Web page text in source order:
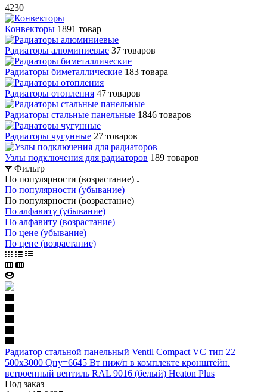
4230
Конвекторы 1891 товар
Радиаторы алюминиевые 37 товаров
Радиаторы биметаллические 183 товара
Радиаторы отопления 47 товаров
Радиаторы стальные панельные 1846 товаров
Радиаторы чугунные 27 товаров
Узлы подключения для радиаторов 189 товаров
Фильтр
По популярности (возрастание)
По популярности (убывание)
По популярности (возрастание)
По алфавиту (убывание)
По алфавиту (возрастание)
По цене (убывание)
По цене (возрастание)
Радиатор стальной панельный Ventil Compact VC тип 22
500х3000 Qну=6645 Вт ниж/п в комплекте кронштейн.
встроенный вентиль RAL 9016 (белый) Heaton Plus
Под заказ